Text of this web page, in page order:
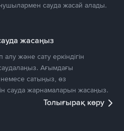
сауда жасай алады.
жасаңыз
және сату еркіндігін
Ағымдағы
сатыңыз, өз
сауда жарнамаларын жасаңыз.
Толығырақ көру